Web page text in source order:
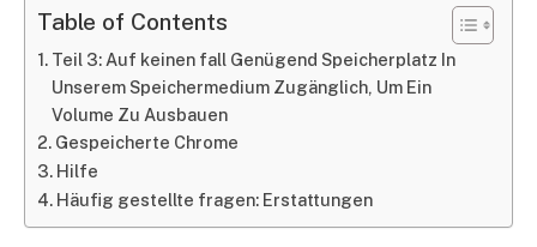
Table of Contents
Teil 3: Auf keinen fall Genügend Speicherplatz In
Unserem Speichermedium Zugänglich, Um Ein
Volume Zu Ausbauen
Gespeicherte Chrome
Hilfe
Häufig gestellte fragen: Erstattungen